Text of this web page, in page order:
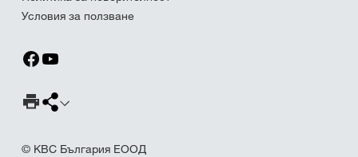
Условия за ползване
Страница за печат
Споделяне на страница
© КВС България ЕООД